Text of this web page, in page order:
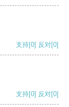
支持[0] 反对[0]
支持[0] 反对[0]